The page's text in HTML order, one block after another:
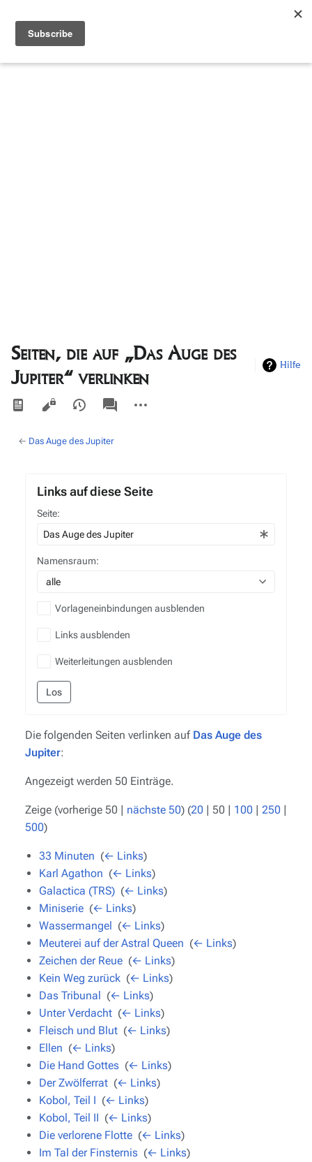
Seiten, die auf „Das Auge des
Jupiter“ verlinken
Hilfe
Ansichten
associated-
pages
Aktionen
← Das Auge des Jupiter
Links auf diese Seite
Seite:
Namensraum:
alle
Vorlageneinbindungen ausblenden
Links ausblenden
Weiterleitungen ausblenden
Los
Die folgenden Seiten verlinken auf Das Auge des
Jupiter:
Angezeigt werden 50 Einträge.
Zeige (vorherige 50 | nächste 50) (20 | 50 | 100 | 250 |
500)
33 Minuten (← Links)
Karl Agathon (← Links)
Galactica (TRS) (← Links)
Miniserie (← Links)
Wassermangel (← Links)
Meuterei auf der Astral Queen (← Links)
Zeichen der Reue (← Links)
Kein Weg zurück (← Links)
Das Tribunal (← Links)
Unter Verdacht (← Links)
Fleisch und Blut (← Links)
Ellen (← Links)
Die Hand Gottes (← Links)
Der Zwölferrat (← Links)
Kobol, Teil I (← Links)
Kobol, Teil II (← Links)
Die verlorene Flotte (← Links)
Im Tal der Finsternis (← Links)